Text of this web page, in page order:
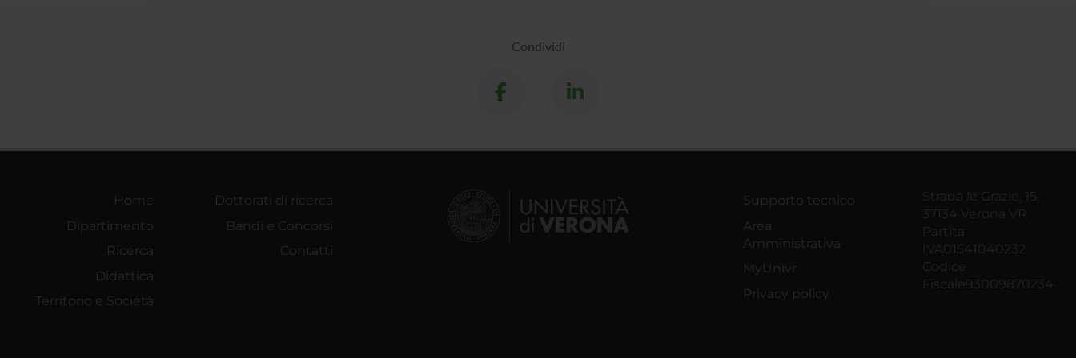
Condividi
Home
Dipartimento
Ricerca
Didattica
Territorio e Società
Dottorati di ricerca
Bandi e Concorsi
Contatti
Supporto tecnico
Area
Amministrativa
MyUnivr
Privacy policy
Strada le Grazie, 15,
37134 Verona VR
Partita
IVA01541040232
Codice
Fiscale93009870234